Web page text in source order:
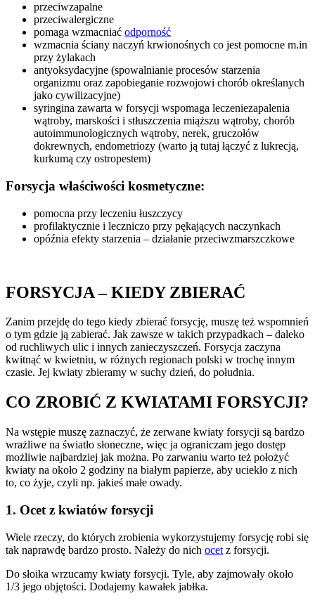
przeciwzapalne
przeciwalergiczne
pomaga wzmacniać odporność
wzmacnia ściany naczyń krwionośnych co jest pomocne m.in
przy żylakach
antyoksydacyjne (spowalnianie procesów starzenia
organizmu oraz zapobieganie rozwojowi chorób określanych
jako cywilizacyjne)
syringina zawarta w forsycji wspomaga leczeniezapalenia
wątroby, marskości i stłuszczenia miąższu wątroby, chorób
autoimmunologicznych wątroby, nerek, gruczołów
dokrewnych, endometriozy (warto ją tutaj łączyć z lukrecją,
kurkumą czy ostropestem)
Forsycja właściwości kosmetyczne:
pomocna przy leczeniu łuszczycy
profilaktycznie i leczniczo przy pękających naczynkach
opóźnia efekty starzenia – działanie przeciwzmarszczkowe
FORSYCJA – KIEDY ZBIERAĆ
Zanim przejdę do tego kiedy zbierać forsycję, muszę też wspomnień
o tym gdzie ją zabierać. Jak zawsze w takich przypadkach – daleko
od ruchliwych ulic i innych zanieczyszczeń. Forsycja zaczyna
kwitnąć w kwietniu, w różnych regionach polski w trochę innym
czasie. Jej kwiaty zbieramy w suchy dzień, do południa.
CO ZROBIĆ Z KWIATAMI FORSYCJI?
Na wstępie muszę zaznaczyć, że zerwane kwiaty forsycji są bardzo
wrażliwe na światło słoneczne, więc ja ograniczam jego dostęp
możliwie najbardziej jak można. Po zarwaniu warto też położyć
kwiaty na około 2 godziny na białym papierze, aby uciekło z nich
to, co żyje, czyli np. jakieś małe owady.
1. Ocet z kwiatów forsycji
Wiele rzeczy, do których zrobienia wykorzystujemy forsycję robi się
tak naprawdę bardzo prosto. Należy do nich ocet z forsycji.
Do słoika wrzucamy kwiaty forsycji. Tyle, aby zajmowały około
1/3 jego objętości. Dodajemy kawałek jabłka.